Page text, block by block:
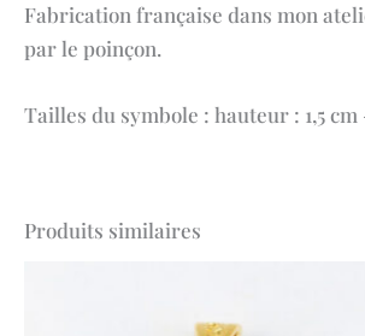
Fabrication française dans mon
par le poinçon.
Tailles du symbole : hauteur : 1,5
Produits similaires